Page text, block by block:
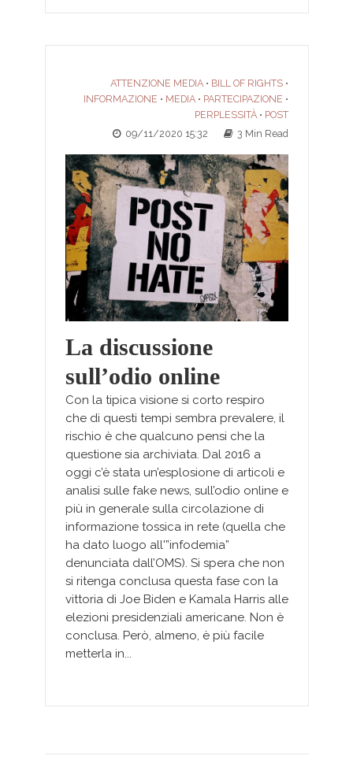
ATTENZIONE MEDIA • BILL OF RIGHTS •
INFORMAZIONE • MEDIA • PARTECIPAZIONE •
PERPLESSITÀ • POST
09/11/2020 15:32
3 Min Read
La discussione
sull’odio online
Con la tipica visione si corto respiro
che di questi tempi sembra prevalere, il
rischio è che qualcuno pensi che la
questione sia archiviata. Dal 2016 a
oggi c’è stata un’esplosione di articoli e
analisi sulle fake news, sull’odio online e
più in generale sulla circolazione di
informazione tossica in rete (quella che
ha dato luogo all'”infodemia”
denunciata dall’OMS). Si spera che non
si ritenga conclusa questa fase con la
vittoria di Joe Biden e Kamala Harris alle
elezioni presidenziali americane. Non è
conclusa. Però, almeno, è più facile
metterla in...